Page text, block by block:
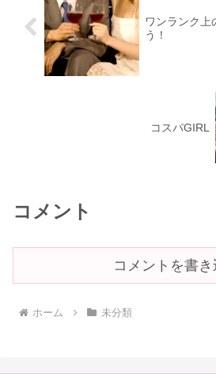
ワンランク上
う！
コスパGIRL
コメント
コメントを書き
ホーム 未分類